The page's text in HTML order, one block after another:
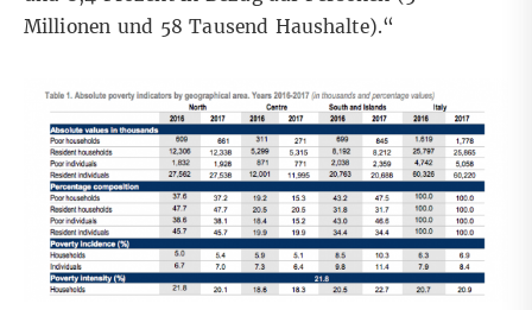
Millionen und 58 Tausend Haushalte).“